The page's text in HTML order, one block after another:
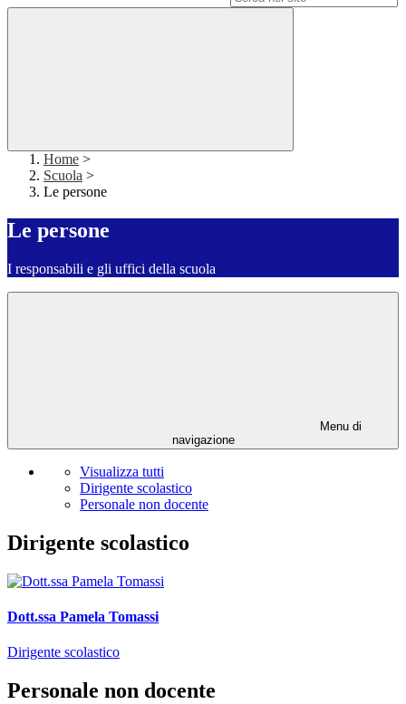
Home >
Scuola >
Le persone
Le persone
I responsabili e gli uffici della scuola
Menu di
navigazione
Visualizza tutti
Dirigente scolastico
Personale non docente
Dirigente scolastico
Dott.ssa Pamela Tomassi
Dirigente scolastico
Personale non docente